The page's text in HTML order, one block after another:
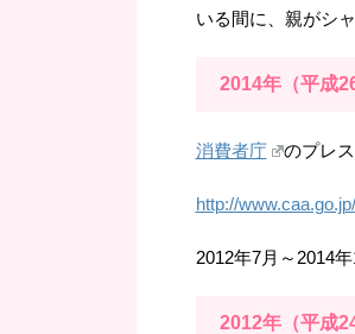
いる間に、親がシ
2014年（平成
消費者庁 のプレ
http://
2012年7月～2014
2012年（平成